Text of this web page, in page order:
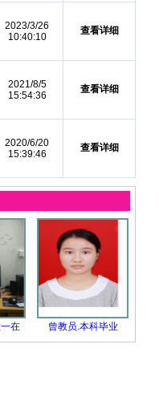
2023/3/26
10:40:10
查看详细
2021/8/5
15:54:36
查看详细
2020/6/20
15:39:46
查看详细
在 曾教员.本科毕业